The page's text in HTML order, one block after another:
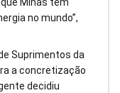
no mundo”,
Suprimentos da
a concretização
decidiu